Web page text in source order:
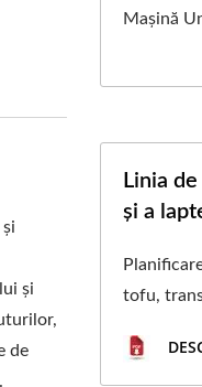
DE SOIA
și
de
Mașină
Linia
și a
tofu,